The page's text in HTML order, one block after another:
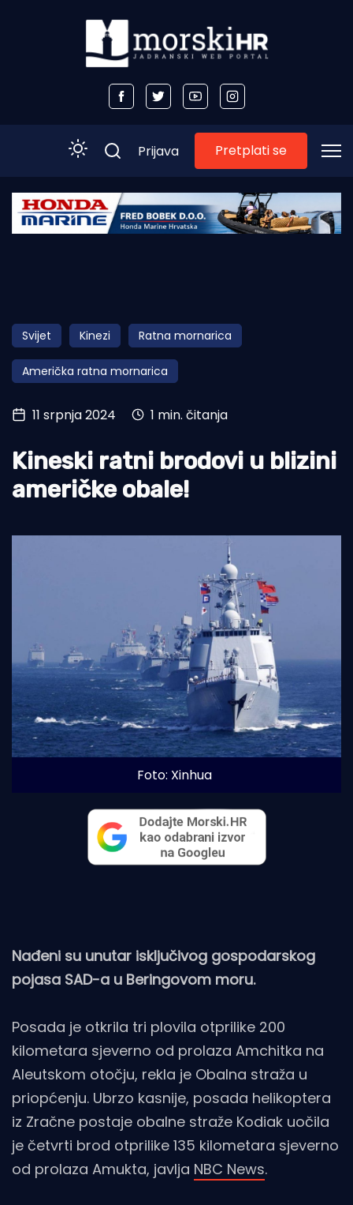
Početna
Obala
Otoci
Turizam i nautika
Pomorstvo
Ribolov
Prijava Pretplati se
Svijet Kinezi Ratna mornarica
Američka ratna mornarica
11 srpnja 2024 1 min. čitanja
Kineski ratni brodovi u blizini
američke obale!
Foto: Xinhua
Nađeni su unutar isključivog gospodarskog
pojasa SAD-a u Beringovom moru.
Posada je otkrila tri plovila otprilike 200
kilometara sjeverno od prolaza Amchitka na
Aleutskom otočju, rekla je Obalna straža u
priopćenju. Ubrzo kasnije, posada helikoptera
iz Zračne postaje obalne straže Kodiak uočila
je četvrti brod otprilike 135 kilometara sjeverno
od prolaza Amukta, javlja NBC News.